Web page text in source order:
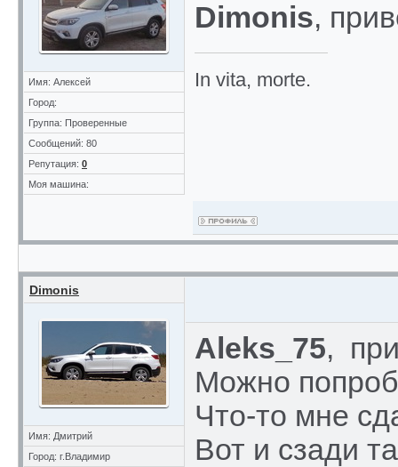
Имя: Алексей
Город:
Группа: Проверенные
Сообщений: 80
Репутация: 0
Моя машина:
Dimonis,
In vita, morte.
Dimonis
Имя: Дмитрий
Город: г.Владимир
Aleks_75,
Можно
Что-то мне
Вот и сзади